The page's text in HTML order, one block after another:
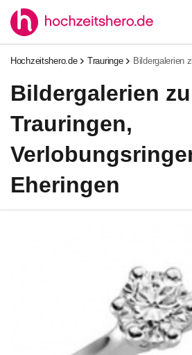
Hochzeitshero.de Trauringe Bildergalerien
Bildergalerien zu
Trauringen,
Eheringen